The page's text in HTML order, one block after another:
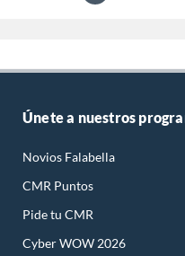
Únete a nuestros
Novios Falabella
CMR Puntos
Pide tu CMR
Cyber WOW 2026